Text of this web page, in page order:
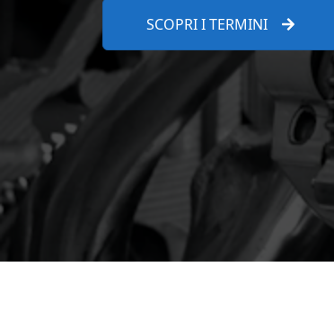
VAI AL FORUM